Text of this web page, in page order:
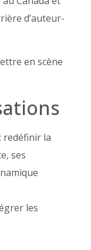
d’auteur-
en scène
redéfinir la
ses
les